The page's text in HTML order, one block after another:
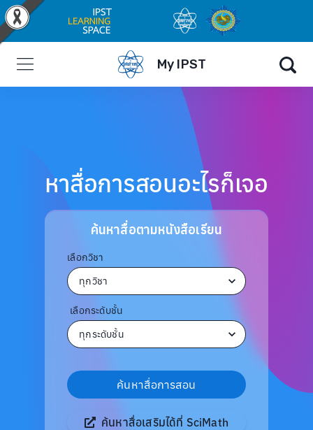
My IPST
หาสื่อการสอนอะไรก็เจอ
ค้นหาสื่อตามหนังสือเรียน
เลือกวิชา
เลือกระดับชั้น
ค้นหาสื่อการสอน
ค้นหาสื่อเสริมได้ที่ SciMath